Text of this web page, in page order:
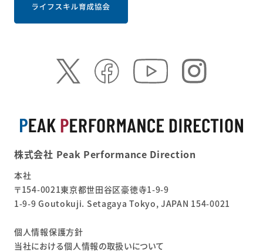
株式会社 Peak Performance Direction
本社
〒154-0021東京都世田谷区豪徳寺1-9-9
1-9-9 Goutokuji. Setagaya Tokyo, JAPAN 154-0021
個人情報保護方針
当社における個人情報の取扱いについて